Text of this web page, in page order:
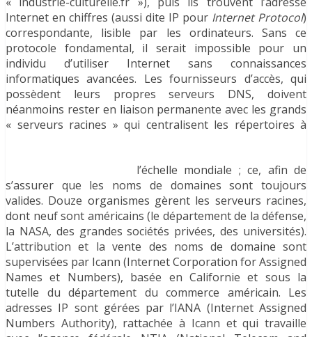
Internet en chiffres (aussi dite IP pour Internet Protocol)
correspondante, lisible par les ordinateurs. Sans ce
protocole fondamental, il serait impossible pour un
individu d’utiliser Internet sans connaissances
informatiques avancées. Les fournisseurs d’accès, qui
possèdent leurs propres serveurs DNS, doivent
néanmoins rester en liaison permanente avec les grands
« serveurs racines » qui centralisent les répertoires à
l’échelle mondiale ; ce, afin de
s’assurer que les noms de domaines sont toujours
valides. Douze organismes gèrent les serveurs racines,
dont neuf sont américains (le département de la défense,
la NASA, des grandes sociétés privées, des universités).
L’attribution et la vente des noms de domaine sont
supervisées par Icann (Internet Corporation for Assigned
Names et Numbers), basée en Californie et sous la
tutelle du département du commerce américain. Les
adresses IP sont gérées par l’IANA (Internet Assigned
Numbers Authority), rattachée à Icann et qui travaille